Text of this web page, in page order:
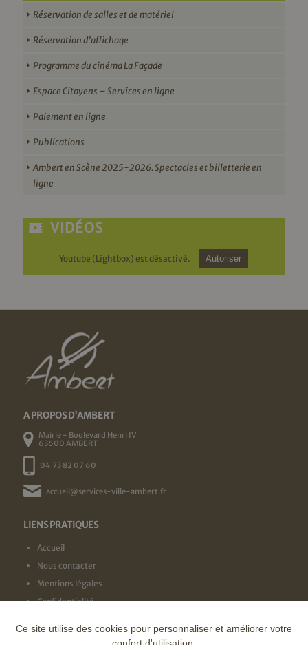
Réservation de salles et de matériel
Réservation d’affichage
Programme du cinéma La Façade
Espace Citoyens – Services en ligne
Paiement en ligne
Publications
Ambert en Scène 2025-2026. Spectacles et billetterie en
ligne
VIDÉOS
Youtube (Lightbox) est désactivé. Autoriser
A PROPOS D'AMBERT
Mairie - Boulevard Henri IV
63600 AMBERT
04 73 82 07 60
accueil@services-ville-ambert.fr
LIENS PRATIQUES
Accueil
Nous contacter
Mentions légales
Confidentialité
NOS LABELS
Ce site utilise des cookies pour personnaliser et améliorer votre